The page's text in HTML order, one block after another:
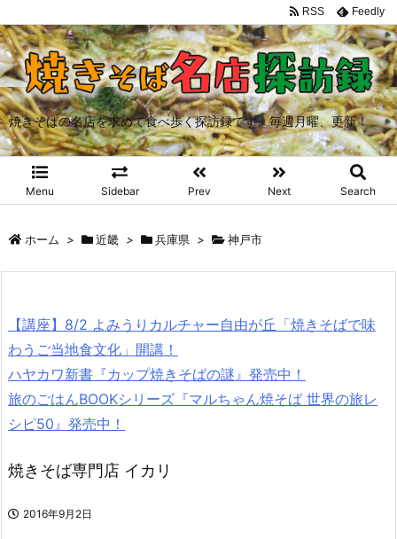
焼きそばの名店を求めて食べ歩く探訪録です。毎週月曜、更新！
Menu Sidebar Prev Next Search
RSS Feedly
ホーム > 近畿 > 兵庫県 > 神戸市
【講座】8/2 よみうりカルチャー自由が丘「焼きそばで味
わうご当地食文化」開講！
ハヤカワ新書『カップ焼きそばの謎』発売中！
旅のごはんBOOKシリーズ『マルちゃん焼そば 世界の旅レ
シピ50』発売中！
焼きそば専門店 イカリ
2016年9月2日